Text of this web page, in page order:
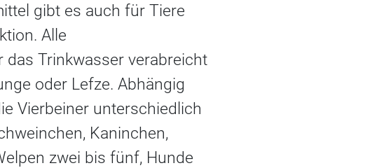
gibt es auch für Tiere
Alle
Trinkwasser verabreicht
oder Lefze. Abhängig
Vierbeiner unterschiedlich
Kaninchen,
zwei bis fünf, Hunde